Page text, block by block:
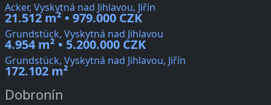
Acker, Vyskytná nad Jihlavou, Jiřín
21.512 m² • 979.000 CZK
Grundstück, Vyskytná nad Jihlavou
4.954 m² • 5.200.000 CZK
Grundstück, Vyskytná nad Jihlavou, Jiřín
172.102 m²
Dobronín